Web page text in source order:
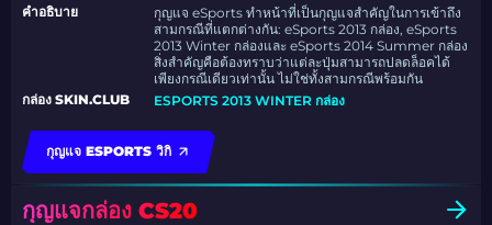
คำอธิบาย
กุญแจ eSports ทำหน้าที่เป็นกุญแจสำคัญในการเข้าถึง
สามกรณีที่แตกต่างกัน: eSports 2013 กล่อง, eSports
2013 Winter กล่องและ eSports 2014 Summer กล่อง
สิ่งสำคัญคือต้องทราบว่าแต่ละปุ่มสามารถปลดล็อคได้
เพียงกรณีเดียวเท่านั้น ไม่ใช่ทั้งสามกรณีพร้อมกัน
กล่อง SKIN.CLUB
ESPORTS 2013 WINTER กล่อง
กุญแจ ESPORTS วิกิ
กุญแจกล่อง CS20